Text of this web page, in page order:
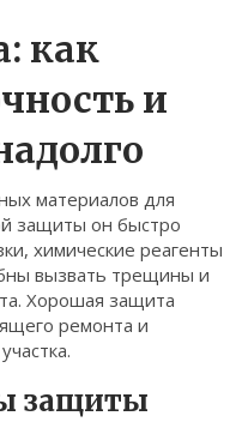
как
и
материалов для
защиты он быстро
химические реагенты
вызвать трещины и
Хорошая защита
ремонта и
защиты